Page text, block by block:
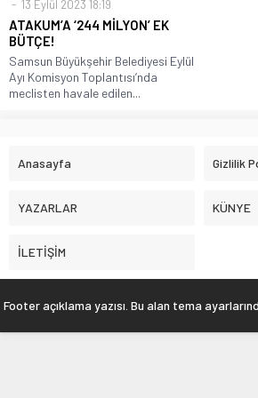
13 Eylül 2023 18:19
ATAKUM’A ‘244 MİLYON’ EK
BÜTÇE!
Samsun Büyükşehir Belediyesi Eylül
Ayı Komisyon Toplantısı’nda
meclisten havale edilen...
Anasayfa Gizlilik
YAZARLAR KÜNYE
İLETİŞİM
Footer açıklama yazısı. Bu alan tema